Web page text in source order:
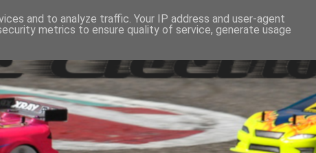
and to analyze traffic. Your IP address and user-agent
metrics to ensure quality of service, generate usage